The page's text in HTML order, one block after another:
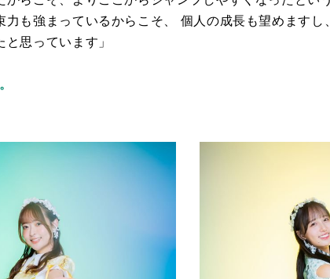
力も強まっているからこそ、 個人の成長も望めますし
思っています」